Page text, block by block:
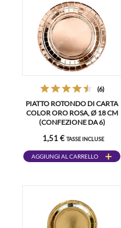
(6)
PIATTO ROTONDO DI CARTA
COLOR ORO ROSA, Ø 18 CM
(CONFEZIONE DA 6)
1,51 € TASSE INCLUSE
AGGIUNGI AL CARRELLO